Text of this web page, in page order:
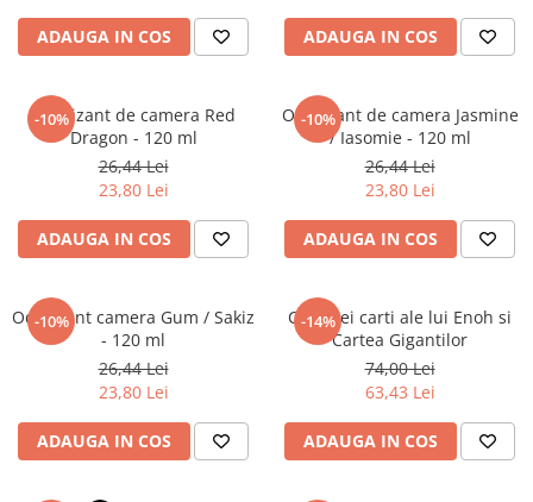
Literatura Universala
Poezie
Romane de dragoste, Carti
romantice
Senzatii/Dragoste
Senzatii/Erotic
Senzatii/Suspans
Senzatii/Thriller
SF & Fantasy
Teatru
Teens Book Club
Birotica & Papetarie
ADAUGA IN COS ADAUGA IN COS
-10%
Odorizant de camera Red
Dragon - 120 ml
26,44 Lei
23,80 Lei
ADAUGA IN COS
-10%
Odorizant de camera Jasmine
/ Iasomie - 120 ml
26,44 Lei
23,80 Lei
ADAUGA IN COS
-10%
Odorizant camera Gum / Sakiz
- 120 ml
26,44 Lei
23,80 Lei
ADAUGA IN COS
-14%
Cele trei carti ale lui Enoh si
Cartea Gigantilor
74,00 Lei
63,43 Lei
ADAUGA IN COS